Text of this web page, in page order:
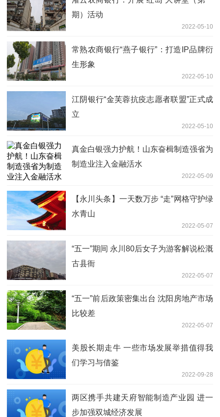
期）活动
2022-05-10
常熟农商银行“燕子银行”：打造IP品牌衍
生形象
2022-05-10
江阴银行“金芙蓉抗疫志愿者联盟”正式成
立
2022-05-10
真金白银强力护航！山东奋楫制造强省为
制造业注入金融活水
2022-05-09
【永川头条】一天数万步 “走”网格守护绿
水青山
2022-05-07
“五一”期间 永川80后女子为游客解说松溉
古县衙
2022-05-07
“五一”前后政策密集出台 沈阳房地产市场
比较差
2022-05-07
美股长期走牛 一些市场发展举措值得我
们学习与借鉴
2022-09-28
两区携手共建天府智能制造产业园 进一
步加强双城经济发展